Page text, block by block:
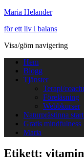
Maria Helander
för ett liv i balans
Visa/göm navigering
Hem
Blogg
Tjänster
Terapi/
Föreläsning
Webbkurser
Naturprästinna
Gratis mindfulness
Maria
Etikett: